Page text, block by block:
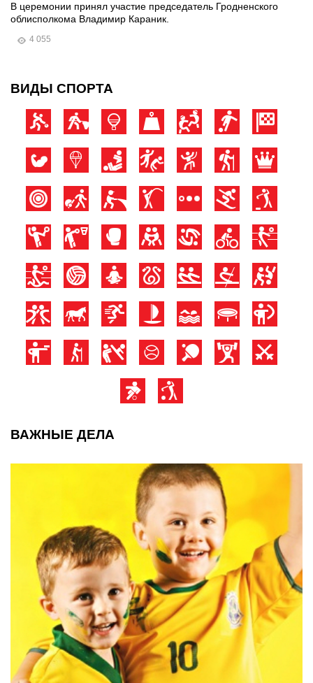
В церемонии принял участие председатель Гродненского
облисполкома Владимир Караник.
4 055
ВИДЫ СПОРТА
ВАЖНЫЕ ДЕЛА